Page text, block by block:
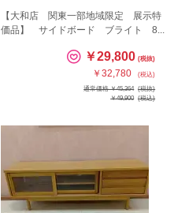
【大和店 関東一部地域限定 展示特
価品】 サイドボード ブライト 8...
￥29,800 (税抜)
￥32,780
(税込)
通常価格 ￥45,364 (税抜)
￥49,900 (税込)